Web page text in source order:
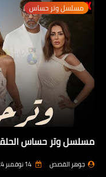
مسلسل وتر حساس
مسلسل وتر حساس الحلقة
جوهر القصص